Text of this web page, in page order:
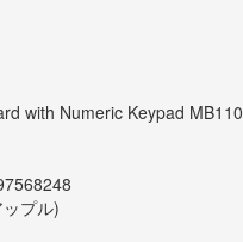
with Numeric Keypad
プル)